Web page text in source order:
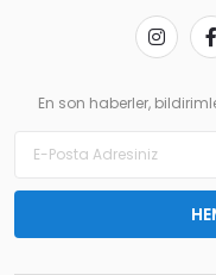
En son haberler,